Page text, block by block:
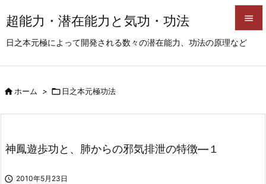
超能力・潜在能力と気功・功法
日之本元極によって開発される数々の潜在能力、功法の原理など


前へ
ホーム >  日之本元極功法
神鳳遊歩功と、肺からの邪気排泄の特徴―１
 2010年5月23日